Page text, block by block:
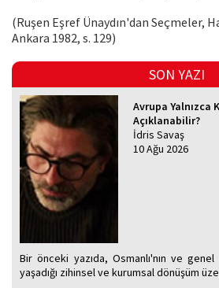
(Ruşen Eşref Ünaydın'dan Seçmeler,
Ankara 1982, s. 129)
SON YAZI
Avrupa Yalnızca
Açıklanabilir?
İdris Savaş
10 Ağu 2026
Bir önceki yazıda, Osmanlı'nın ve genel
yaşadığı zihinsel ve kurumsal dönüşüm